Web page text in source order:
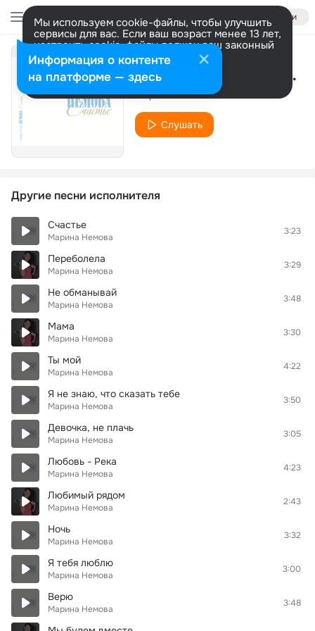
Войти
Мы используем cookie-файлы, чтобы улучшить
сервисы для вас. Если ваш возраст менее 13 лет,
настроить cookie-файлы должен ваш законный
представитель. Больше информации
Разрешить все Настроить Самый лучший человек
Марина Немова
Слушать
Другие песни исполнителя
Счастье
Марина Немова
3:23
Переболела
Марина Немова
3:29
Не обманывай
Марина Немова
3:48
Мама
Марина Немова
3:30
Ты мой
Марина Немова
4:22
Я не знаю, что сказать тебе
Марина Немова
3:50
Девочка, не плачь
Марина Немова
3:05
Любовь - Река
Марина Немова
4:23
Любимый рядом
Марина Немова
2:43
Ночь
Марина Немова
3:32
Я тебя люблю
Марина Немова
3:00
Верю
Марина Немова
3:48
Информация о контенте
на платформе — здесь